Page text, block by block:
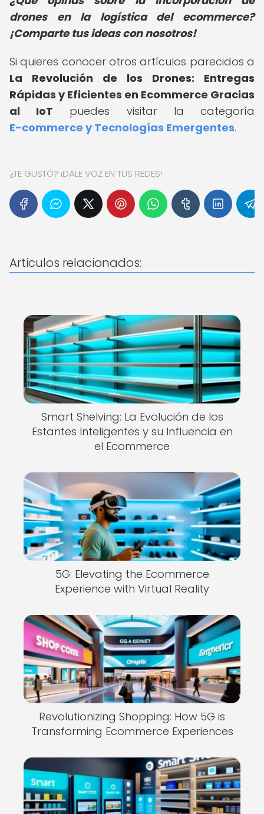
drones en la logística del ecommerce?
¡Comparte tus ideas con nosotros!
Si quieres conocer otros artículos parecidos a
La Revolución de los Drones: Entregas
Rápidas y Eficientes en Ecommerce Gracias
al IoT puedes visitar la categoría
E-commerce y Tecnologías Emergentes.
¿TE GUSTÓ? ¡DALE VOZ EN TUS REDES!
Articulos relacionados:
Smart Shelving: La Evolución de los
Estantes Inteligentes y su Influencia en
el Ecommerce
5G: Elevating the Ecommerce
Experience with Virtual Reality
Revolutionizing Shopping: How 5G is
Transforming Ecommerce Experiences